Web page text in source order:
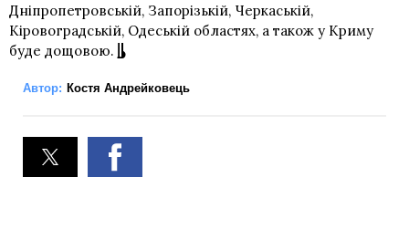
Дніпропетровській, Запорізькій, Черкаській,
Кіровоградській, Одеській областях, а також у Криму
буде дощовою.
Автор: Костя Андрейковець